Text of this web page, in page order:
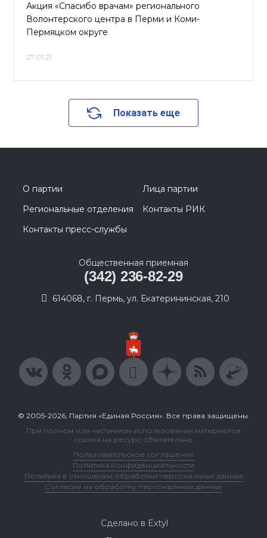
Акция «Спасибо врачам» регионального
Волонтерского центра в Перми и Коми-
Пермяцком округе
27.01.21
Показать еще
О партии
Лица партии
Региональные отделения
Контакты РИК
Контакты пресс-службы
Общественная приемная
(342) 236-82-29
614068, г. Пермь, ул. Екатерининская, 210
© 2005-2026, Партия «Единая Россия». Все права защищены.
При полном или частичном использовании материалов
ссылка на ресурс обязательна.
Пользовательское соглашение
Политика конфиденциальности
Политика в отношении обработки персональных данных
Согласие на обработку персональных данных
Сделано в Extyl